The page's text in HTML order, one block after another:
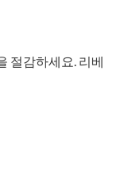
절감하세요. 리베